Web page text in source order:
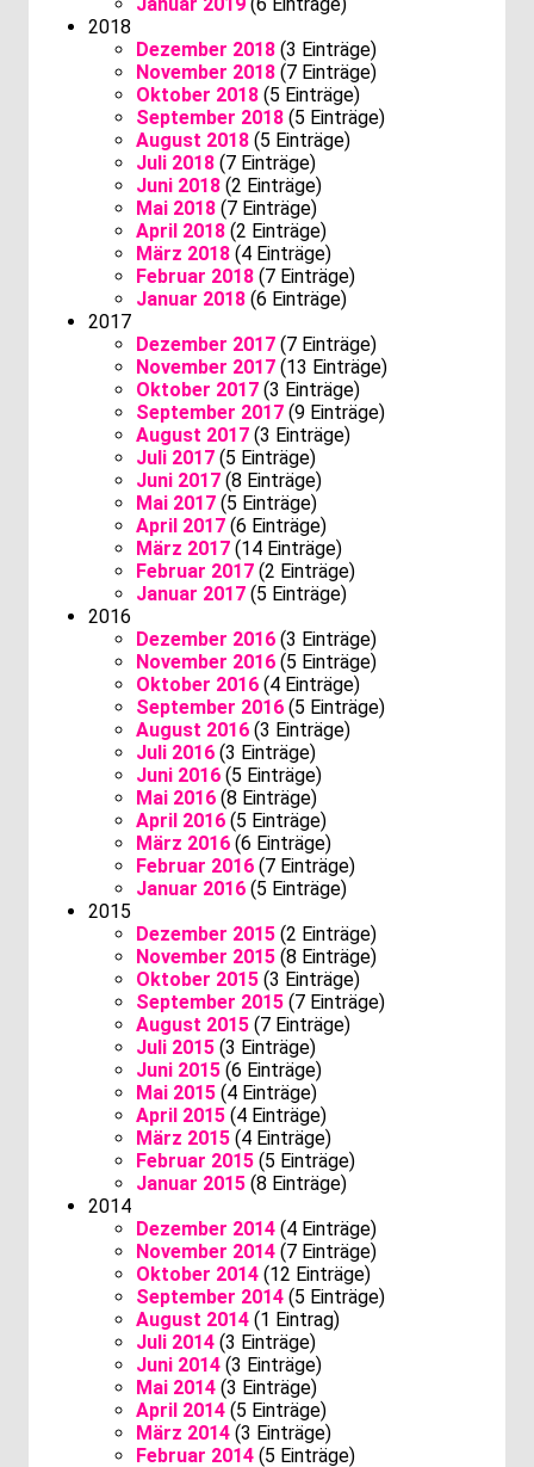
2018
Dezember 2018 (3 Einträge)
November 2018 (7 Einträge)
Oktober 2018 (5 Einträge)
September 2018 (5 Einträge)
August 2018 (5 Einträge)
Juli 2018 (7 Einträge)
Juni 2018 (2 Einträge)
Mai 2018 (7 Einträge)
April 2018 (2 Einträge)
März 2018 (4 Einträge)
Februar 2018 (7 Einträge)
Januar 2018 (6 Einträge)
2017
Dezember 2017 (7 Einträge)
November 2017 (13 Einträge)
Oktober 2017 (3 Einträge)
September 2017 (9 Einträge)
August 2017 (3 Einträge)
Juli 2017 (5 Einträge)
Juni 2017 (8 Einträge)
Mai 2017 (5 Einträge)
April 2017 (6 Einträge)
März 2017 (14 Einträge)
Februar 2017 (2 Einträge)
Januar 2017 (5 Einträge)
2016
Dezember 2016 (3 Einträge)
November 2016 (5 Einträge)
Oktober 2016 (4 Einträge)
September 2016 (5 Einträge)
August 2016 (3 Einträge)
Juli 2016 (3 Einträge)
Juni 2016 (5 Einträge)
Mai 2016 (8 Einträge)
April 2016 (5 Einträge)
März 2016 (6 Einträge)
Februar 2016 (7 Einträge)
Januar 2016 (5 Einträge)
2015
Dezember 2015 (2 Einträge)
November 2015 (8 Einträge)
Oktober 2015 (3 Einträge)
September 2015 (7 Einträge)
August 2015 (7 Einträge)
Juli 2015 (3 Einträge)
Juni 2015 (6 Einträge)
Mai 2015 (4 Einträge)
April 2015 (4 Einträge)
März 2015 (4 Einträge)
Februar 2015 (5 Einträge)
Januar 2015 (8 Einträge)
2014
Dezember 2014 (4 Einträge)
November 2014 (7 Einträge)
Oktober 2014 (12 Einträge)
September 2014 (5 Einträge)
August 2014 (1 Eintrag)
Juli 2014 (3 Einträge)
Juni 2014 (3 Einträge)
Mai 2014 (3 Einträge)
April 2014 (5 Einträge)
März 2014 (3 Einträge)
Februar 2014 (5 Einträge)